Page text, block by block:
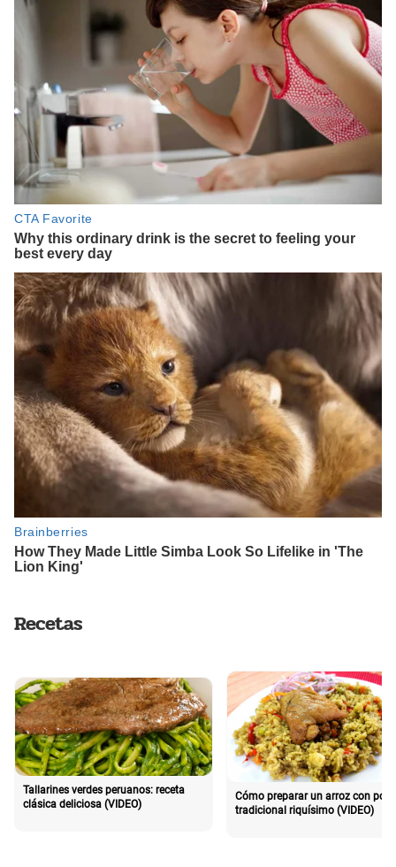
Recetas
Tallarines verdes peruanos: receta
clásica deliciosa (VIDEO)
Cómo preparar un arroz con pollo
tradicional riquísimo (VIDEO)